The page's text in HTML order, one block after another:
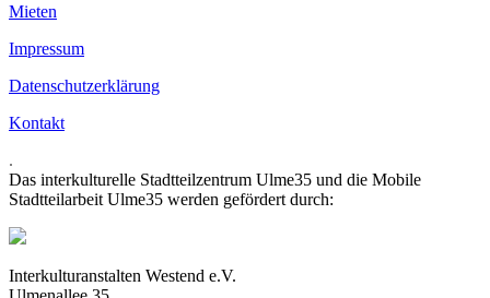
Mieten
Impressum
Datenschutzerklärung
Kontakt
.
Das interkulturelle Stadtteilzentrum Ulme35 und die Mobile
Stadtteilarbeit Ulme35 werden gefördert durch:
Interkulturanstalten Westend e.V.